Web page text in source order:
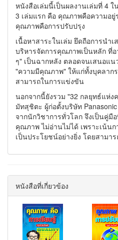
หนังสือเล่มนี้เป็นผลงานเล่มที่ 4
3 เล่มแรก คือ คุณภาพคือความอ
คุณภาพคือการปรับปรุง
เนื้อหาสาระในเล่ม ยึดถือการนำ
บริหารจัดการคุณภาพเป็นหลัก ที่
ๆ" เป็นฉากหลัง ตลอดจนเสนอแ
"ความมีคุณภาพ" ให้แก่ทั้งบุคลาก
สามารถในการแข่งขัน
นอกจากนี้ยังรวม "32 กลยุทธ์แห่ง
มัทสุชิตะ ผู้ก่อตั้งบริษัท
จากนักวิชาการทั่วโลก จึงเป็นคู่
คุณภาพ ไม่อ่านไม่ได้ เพราะเน้น
เป็นประโยชน์อย่างยิ่ง โดยสามา
หนังสือที่เกี่ยวข้อง